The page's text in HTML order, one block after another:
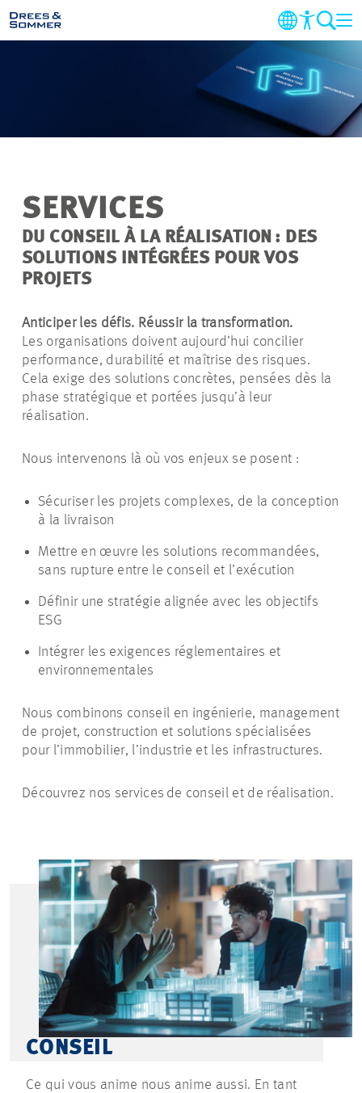
DOMAINES
DURABILITÉ
CARRIÈRE
CONTACT
SERVICES
DU CONSEIL À LA RÉALISATION : DES
SOLUTIONS INTÉGRÉES POUR VOS
PROJETS
Anticiper les défis. Réussir la transformation.
Les organisations doivent aujourd’hui concilier
performance, durabilité et maîtrise des risques.
Cela exige des solutions concrètes, pensées dès la
phase stratégique et portées jusqu’à leur
réalisation.
Nous intervenons là où vos enjeux se posent :
Sécuriser les projets complexes, de la conception
à la livraison
Mettre en œuvre les solutions recommandées,
sans rupture entre le conseil et l’exécution
Définir une stratégie alignée avec les objectifs
ESG
Intégrer les exigences réglementaires et
environnementales
Nous combinons conseil en ingénierie, management
de projet, construction et solutions spécialisées
pour l’immobilier, l’industrie et les infrastructures.
Découvrez nos services de conseil et de réalisation.
CONSEIL
Ce qui vous anime nous anime aussi. En tant